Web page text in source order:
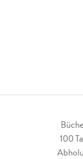
100